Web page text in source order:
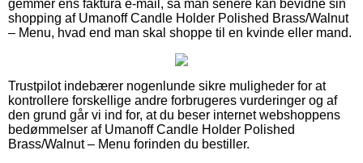
gemmer ens faktura e-mail, så man senere kan bevidne sin
shopping af Umanoff Candle Holder Polished Brass/Walnut
– Menu, hvad end man skal shoppe til en kvinde eller mand.
Trustpilot indebærer nogenlunde sikre muligheder for at
kontrollere forskellige andre forbrugeres vurderinger og af
den grund går vi ind for, at du beser internet webshoppens
bedømmelser af Umanoff Candle Holder Polished
Brass/Walnut – Menu forinden du bestiller.